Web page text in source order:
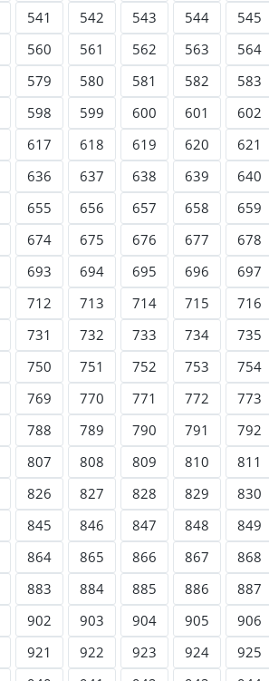
541 542 543 544 545
560 561 562 563 564
579 580 581 582 583
598 599 600 601 602
617 618 619 620 621
636 637 638 639 640
655 656 657 658 659
674 675 676 677 678
693 694 695 696 697
712 713 714 715 716
731 732 733 734 735
750 751 752 753 754
769 770 771 772 773
788 789 790 791 792
807 808 809 810 811
826 827 828 829 830
845 846 847 848 849
864 865 866 867 868
883 884 885 886 887
902 903 904 905 906
921 922 923 924 925